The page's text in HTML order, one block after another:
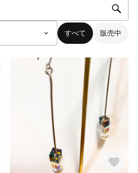
すべて 販売中